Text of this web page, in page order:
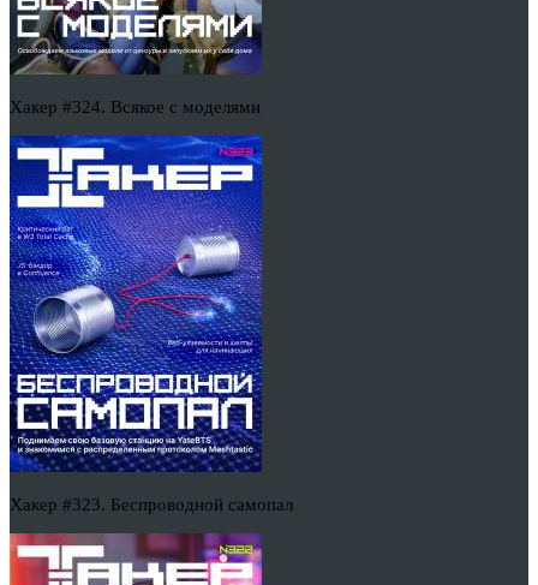
Хакер #324. Всякое с моделями
Хакер #323. Беспроводной самопал